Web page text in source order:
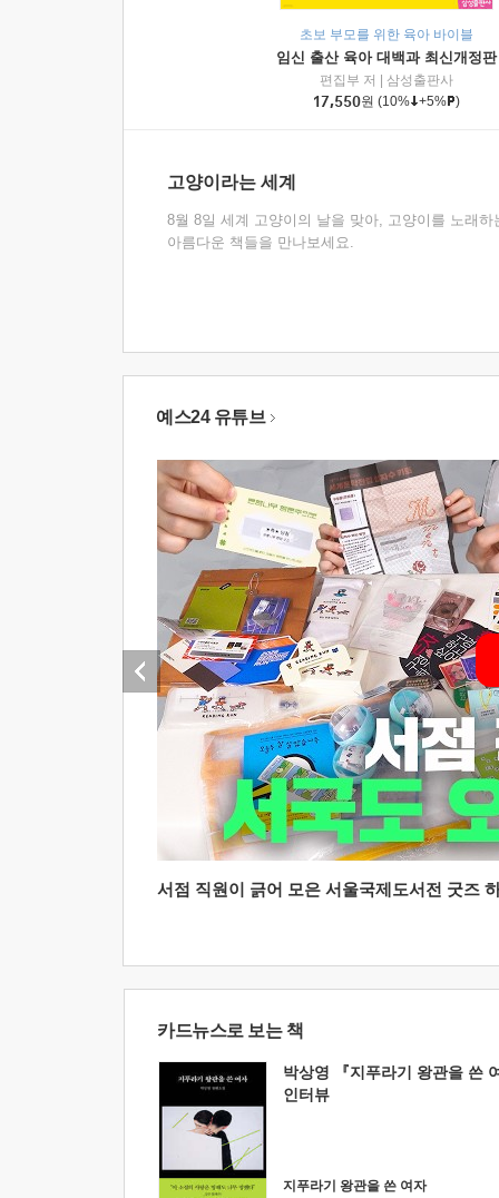
초보 부모를 위한 육아 바이블
임신 출산 육아 대백과 최신개정판
편집부 저
삼성출판사
17,550원 (10% +5% )
고양이라는 세계
8월 8일 세계 고양이의 날을 맞아, 고양이를 노래하
아름다운 책들을 만나보세요.
예스24 유튜브
서점 직원이 긁어 모은 서울국제도서전 굿즈
카드뉴스로 보는 책
박상영 『지푸라기 왕관을 쓴
인터뷰
지푸라기 왕관을 쓴 여자